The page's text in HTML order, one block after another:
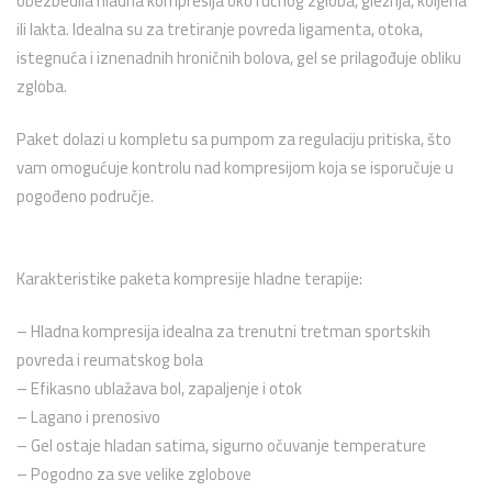
ili lakta.Idealna su za tretiranje povreda ligamenta, otoka,
istegnuća i iznenadnih hroničnih bolova, gel se prilagođuje obliku
zgloba.
Paket dolazi u kompletu sa pumpom za regulaciju pritiska, što
vam omogućuje kontrolu nad kompresijom koja se isporučuje u
pogođeno područje.
Karakteristike paketa kompresije hladne terapije:
–Hladna kompresija idealna za trenutni tretman sportskih
povreda i reumatskog bola
–Efikasno ublažava bol, zapaljenje i otok
–Lagano i prenosivo
–Gel ostaje hladan satima, sigurno očuvanje temperature
–Pogodno za sve velike zglobove